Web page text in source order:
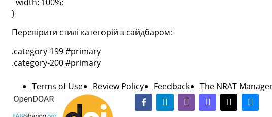
}
Перевірити стилі категорій з сайдбаром:
.category-199 #primary
.category-200 #primary
Terms of Use Review Policy Feedback The NRAT
facebook-alt
telegramwhatsappmastodonthreadsbluesky